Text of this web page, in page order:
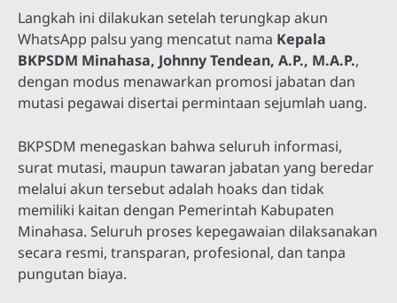
Langkah ini dilakukan setelah terungkap akun
WhatsApp palsu yang mencatut nama Kepala
BKPSDM Minahasa, Johnny Tendean, A.P., M.A.P.,
dengan modus menawarkan promosi jabatan dan
mutasi pegawai disertai permintaan sejumlah uang.
BKPSDM menegaskan bahwa seluruh informasi,
surat mutasi, maupun tawaran jabatan yang beredar
melalui akun tersebut adalah hoaks dan tidak
memiliki kaitan dengan Pemerintah Kabupaten
Minahasa. Seluruh proses kepegawaian dilaksanakan
secara resmi, transparan, profesional, dan tanpa
pungutan biaya.